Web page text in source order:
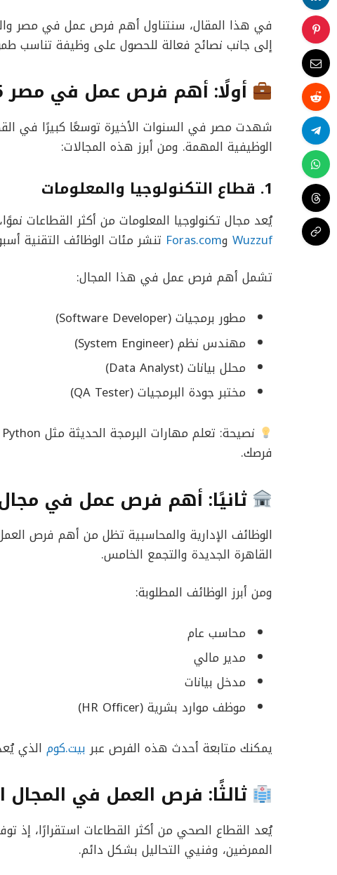
في هذا المقال، سنتناول أهم فرص عمل في مصر
إلى جانب نصائح فعالة للحصول على وظيفة تناسب
أولًا: أهم فرص عمل في مصر 2025
شهدت مصر في السنوات الأخيرة توسعًا كبيرًا في
الوظيفية المهمة. ومن أبرز هذه المجالات:
1. قطاع التكنولوجيا والمعلومات
يُعد مجال تكنولوجيا المعلومات من أكثر القطاعات
Wuzzuf وForas.com تنشر مئات الوظائف التقنية
تشمل أهم فرص عمل في هذا المجال:
مطور برمجيات (Software Developer)
مهندس نظم (System Engineer)
محلل بيانات (Data Analyst)
مختبر جودة البرمجيات (QA Tester)
نصيحة: تعلم مهارات البرمجة الحديثة مثل Python أو JavaScript عبر
فرصك.
ثانيًا: أهم فرص عمل في مجال
الوظائف الإدارية والمحاسبية تظل من أهم فرص
القاهرة الجديدة والتجمع الخامس.
ومن أبرز الوظائف المطلوبة:
محاسب عام
مدير مالي
مدخل بيانات
موظف موارد بشرية (HR Officer)
يمكنك متابعة أحدث هذه الفرص عبر بيت.كوم الذي
ثالثًا: فرص العمل في
يُعد القطاع الصحي من أكثر القطاعات استقرارًا، إذ
الممرضين، وفنيي التحاليل بشكل دائم.